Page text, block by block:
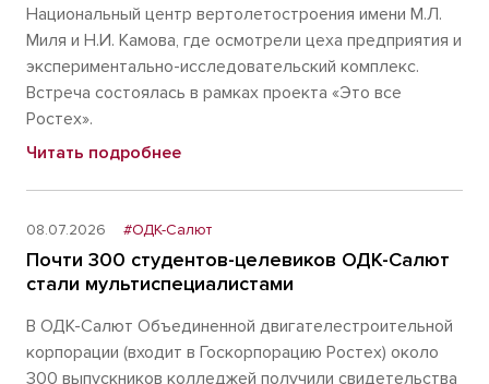
Национальный центр вертолетостроения имени М.Л.
Миля и Н.И. Камова, где осмотрели цеха предприятия и
экспериментально-исследовательский комплекс.
Встреча состоялась в рамках проекта «Это все
Ростех».
Читать подробнее
08.07.2026 #ОДК-Салют
Почти 300 студентов-целевиков ОДК-Салют
стали мультиспециалистами
В ОДК-Салют Объединенной двигателестроительной
корпорации (входит в Госкорпорацию Ростех) около
300 выпускников колледжей получили свидетельства